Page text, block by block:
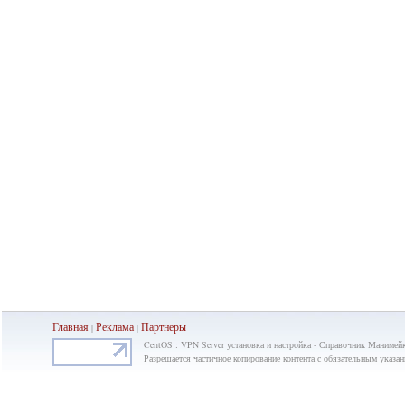
Главная| Реклама | Партнеры
CentOS : VPN Server установка и настройка - Справочник
Разрешается частичное копирование контента с обязательным